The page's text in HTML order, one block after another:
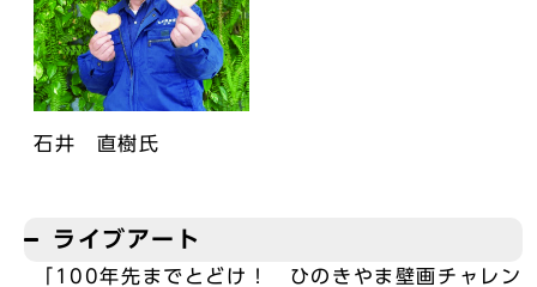
石井 直樹氏
ライブアート
「100年先までとどけ！ ひのきやま壁画チャレン